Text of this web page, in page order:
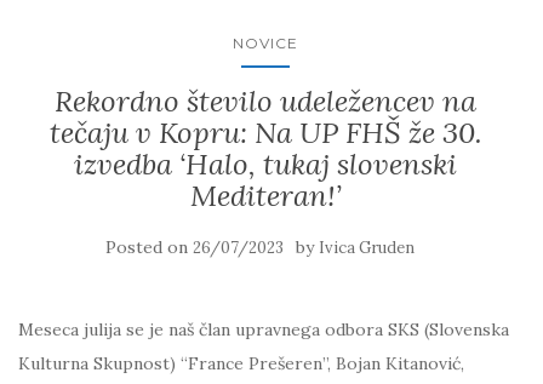
NOVICE
Rekordno število udeležencev na
tečaju v Kopru: Na UP FHŠ že 30.
izvedba ‘Halo, tukaj slovenski
Mediteran!’
Posted on 26/07/2023 by Ivica Gruden
Meseca julija se je naš član upravnega odbora SKS (Slovenska
Kulturna Skupnost) “France Prešeren”, Bojan Kitanović,